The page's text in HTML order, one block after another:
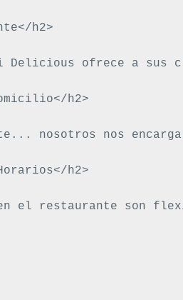
h2>
Delicious ofrece a sus
h2>
nosotros nos
h2>
el restaurante son